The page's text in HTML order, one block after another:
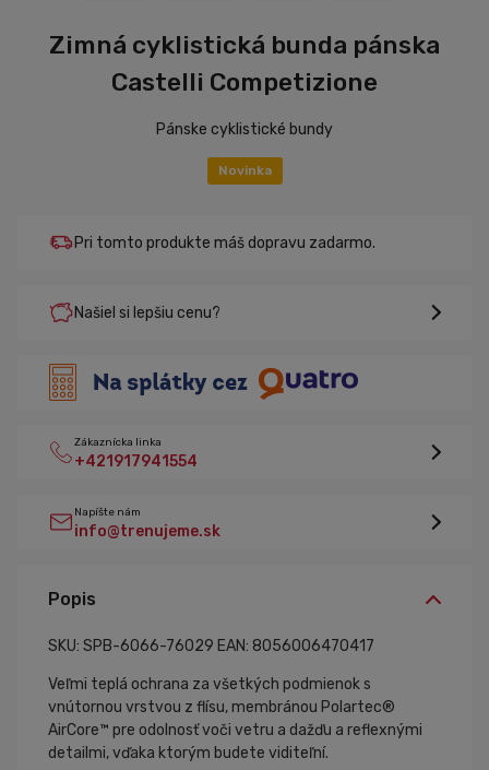
Zimná cyklistická bunda pánska
Castelli Competizione
Pánske cyklistické bundy
Novinka
Pri tomto produkte máš dopravu zadarmo.
Našiel si lepšiu cenu?
Zákaznícka linka
+421917941554
Napíšte nám
info@trenujeme.sk
Popis
SKU: SPB-6066-76029 EAN: 8056006470417
Veľmi teplá ochrana za všetkých podmienok s
vnútornou vrstvou z flísu, membránou Polartec®
AirCore™ pre odolnosť voči vetru a dažďu a reflexnými
detailmi, vďaka ktorým budete viditeľní.